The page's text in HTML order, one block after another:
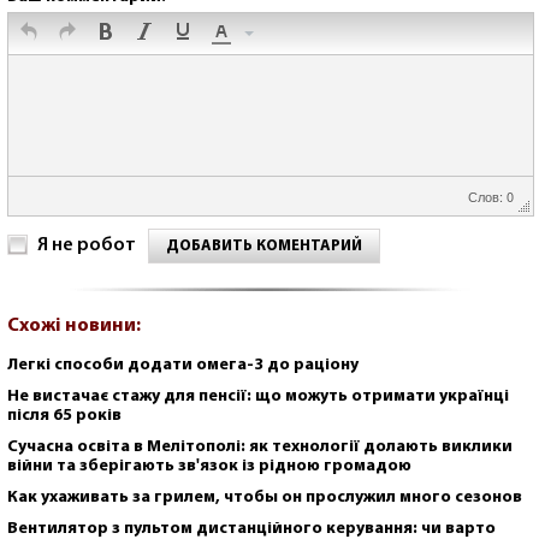
Слов: 0
Я не робот ДОБАВИТЬ КОМЕНТАРИЙ
Схожі новини:
Легкі способи додати омега-3 до раціону
Не вистачає стажу для пенсії: що можуть отримати українці
після 65 років
Сучасна освіта в Мелітополі: як технології долають виклики
війни та зберігають зв'язок із рідною громадою
Как ухаживать за грилем, чтобы он прослужил много сезонов
Вентилятор з пультом дистанційного керування: чи варто